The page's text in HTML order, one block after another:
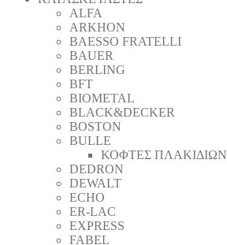
ALFA
ARKHON
BAESSO FRATELLI
BAUER
BERLING
BFT
BIOMETAL
BLACK&DECKER
BOSTON
BULLE
ΚΟΦΤΕΣ ΠΛΑΚΙΔΙΩΝ
DEDRON
DEWALT
ECHO
ER-LAC
EXPRESS
FABEL